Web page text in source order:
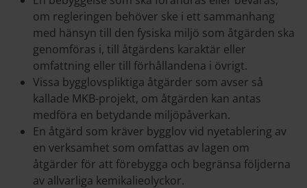
om regleringen behöver ske i ett sammanhang
med hänsyn till den fysiska miljö som åtgärden ska
genomföras i, till åtgärdens karaktär eller
omfattning eller till förhållandena i övrigt.
Vissa bygglovspliktiga åtgärder som avser så
kallade MKB-projekt, om åtgärden kan antas
medföra en betydande miljöpåverkan.
En åtgärd som kräver bygglov vid nyetablering av
en verksamhet som omfattas av lagen om
åtgärder för att förebygga och begränsa följderna
av allvarliga kemikalieolyckor.